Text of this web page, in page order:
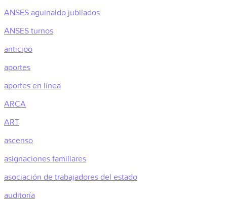
ANSES aguinaldo jubilados
ANSES turnos
anticipo
aportes
aportes en línea
ARCA
ART
ascenso
asignaciones familiares
asociación de trabajadores del estado
auditoría